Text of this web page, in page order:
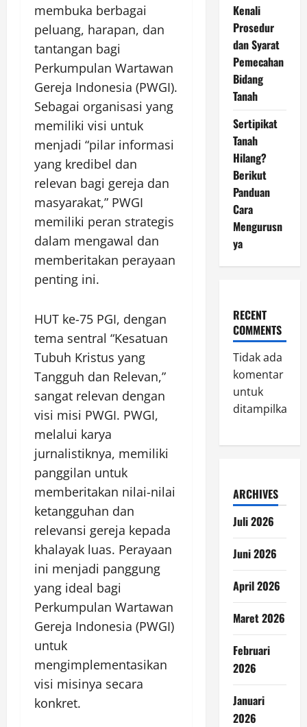
membuka berbagai
peluang, harapan, dan
tantangan bagi
Perkumpulan Wartawan
Gereja Indonesia (PWGI).
Sebagai organisasi yang
memiliki visi untuk
menjadi “pilar informasi
yang kredibel dan
relevan bagi gereja dan
masyarakat,” PWGI
memiliki peran strategis
dalam mengawal dan
memberitakan perayaan
penting ini.
HUT ke-75 PGI, dengan
tema sentral “Kesatuan
Tubuh Kristus yang
Tangguh dan Relevan,”
sangat relevan dengan
visi misi PWGI. PWGI,
melalui karya
jurnalistiknya, memiliki
panggilan untuk
memberitakan nilai-nilai
ketangguhan dan
relevansi gereja kepada
khalayak luas. Perayaan
ini menjadi panggung
yang ideal bagi
Perkumpulan Wartawan
Gereja Indonesia (PWGI)
untuk
mengimplementasikan
visi misinya secara
konkret.
Kenali
Prosedur
dan Syarat
Pemecahan
Bidang
Tanah
Sertipikat
Tanah
Hilang?
Berikut
Panduan
Cara
Mengurusn
ya
RECENT
COMMENTS
Tidak ada
komentar
untuk
ditampilkan.
ARCHIVES
Juli 2026
Juni 2026
April 2026
Maret 2026
Februari
2026
Januari
2026